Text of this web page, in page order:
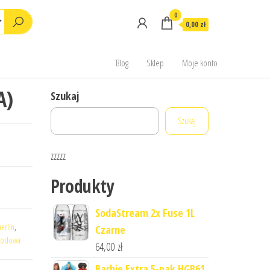
0
0,00 zł
Blog Sklep Moje konto
,
Szukaj
Szukaj
zzzzz
Produkty
SodaStream 2x Fuse 1L
Czarne
64,00 zł